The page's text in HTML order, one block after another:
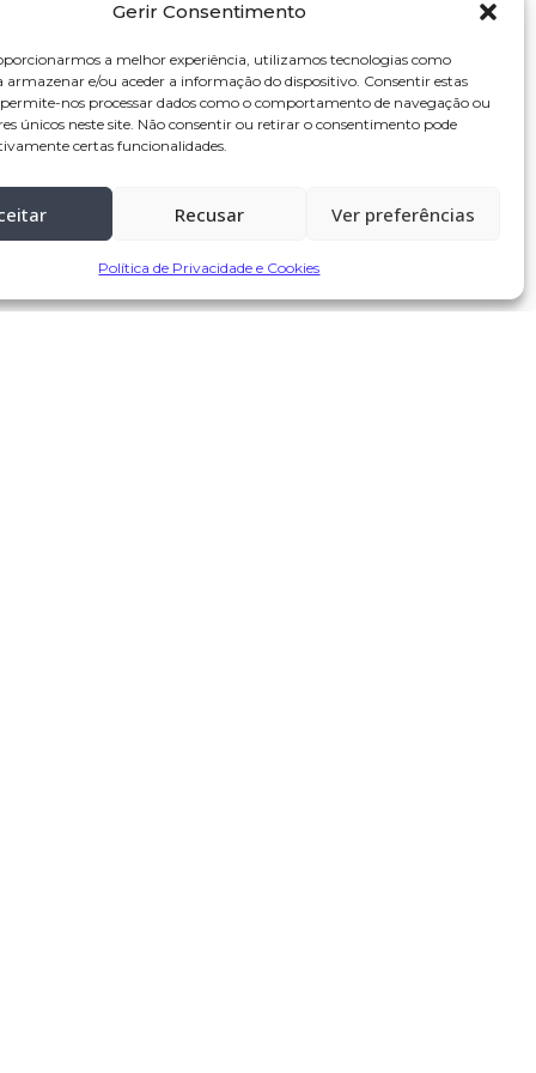
Gerir Consentimento
a melhor experiência, utilizamos tecnologias como
armazenar e/ou aceder a informação do dispositivo. Consentir estas
nos processar dados como o comportamento de navegação ou
únicos neste site. Não consentir ou retirar o consentimento pode
certas funcionalidades.
Recusar Ver preferências
Política de Privacidade e Cookies